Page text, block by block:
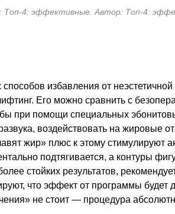
Топ-4: эффективные. Автор: Топ-4:
избавления от
Его можно сравнить с
при помощи специальных
воздействовать на жировые
жир» плюс к этому стимулируют
подтягивается, а контуры
стойких результатов,
что эффект от программы будет
не стоит — процедура